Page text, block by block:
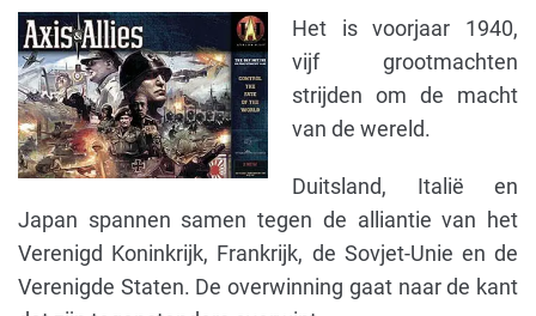
Het is voorjaar 1940,
vijf grootmachten
strijden om de macht
van de wereld.
Duitsland, Italië en
Japan spannen samen tegen de alliantie van het
Verenigd Koninkrijk, Frankrijk, de Sovjet-Unie en de
Verenigde Staten. De overwinning gaat naar de kant